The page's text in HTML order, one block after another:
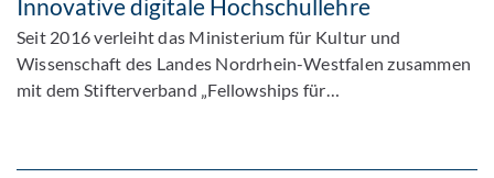
Innovative digitale Hochschullehre
Seit 2016 verleiht das Ministerium für Kultur und
Wissenschaft des Landes Nordrhein-Westfalen zusammen
mit dem Stifterverband „Fellowships für…